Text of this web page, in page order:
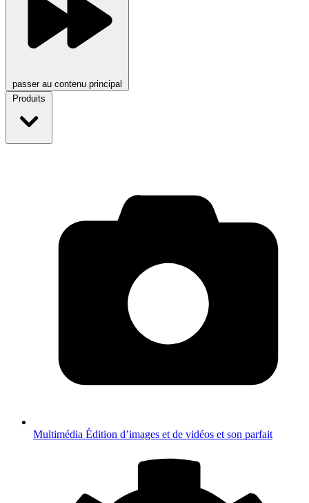
passer au contenu principal
Produits
Multimédia Édition d’images et de vidéos et son parfait